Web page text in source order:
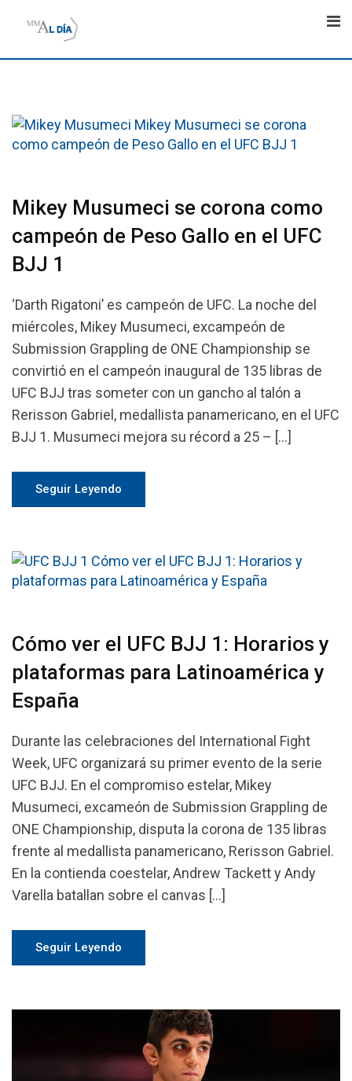
Mikey Musumeci se corona como
campeón de Peso Gallo en el UFC
BJJ 1
‘Darth Rigatoni’ es campeón de UFC. La noche del
miércoles, Mikey Musumeci, excampeón de
Submission Grappling de ONE Championship se
convirtió en el campeón inaugural de 135 libras de
UFC BJJ tras someter con un gancho al talón a
Rerisson Gabriel, medallista panamericano, en el UFC
BJJ 1. Musumeci mejora su récord a 25 – […]
Seguir Leyendo
Cómo ver el UFC BJJ 1: Horarios y
plataformas para Latinoamérica y
España
Durante las celebraciones del International Fight
Week, UFC organizará su primer evento de la serie
UFC BJJ. En el compromiso estelar, Mikey
Musumeci, excameón de Submission Grappling de
ONE Championship, disputa la corona de 135 libras
frente al medallista panamericano, Rerisson Gabriel.
En la contienda coestelar, Andrew Tackett y Andy
Varella batallan sobre el canvas […]
Seguir Leyendo